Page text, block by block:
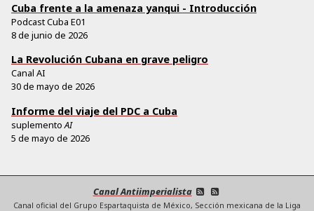
Cuba frente a la amenaza yanqui - Introducción
Podcast Cuba E01
8 de junio de 2026
La Revolución Cubana en grave peligro
Canal AI
30 de mayo de 2026
Informe del viaje del PDC a Cuba
suplementoAI
5 de mayo de 2026
Canal Antiimperialista
Canal oficial del Grupo Espartaquista de México, Sección mexicana de la Liga